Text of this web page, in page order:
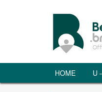
HOME U